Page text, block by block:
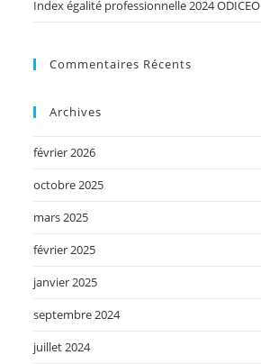
Index égalité professionnelle 2024 ODICEO
Commentaires Récents
Archives
février 2026
octobre 2025
mars 2025
février 2025
janvier 2025
septembre 2024
juillet 2024